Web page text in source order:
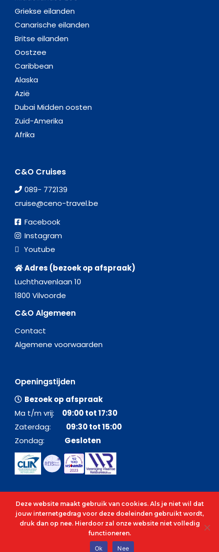
Griekse eilanden
Canarische eilanden
Britse eilanden
Oostzee
Caribbean
Alaska
Azië
Dubai Midden oosten
Zuid-Amerika
Afrika
C&O Cruises
089- 772139
cruise@ceno-travel.be
Facebook
Instagram
Youtube
Adres (bezoek op afspraak)
Luchthavenlaan 10
1800 Vilvoorde
C&O Algemeen
Contact
Algemene voorwaarden
Openingstijden
Bezoek op afspraak
Ma t/m vrij: 09:00 tot 17:30
Zaterdag: 09:30 tot 15:00
Zondag: Gesloten
© 2026 - Alle rechten voorbehouden - C&O Cruises
Deze website maakt gebruik van cookies. Als je niet wil dat
jouw internetgedrag voor deze doeleinden gebruikt wordt,
druk dan op nee. Hierdoor zal onze website niet volledig
functioneren.
Ok Nee